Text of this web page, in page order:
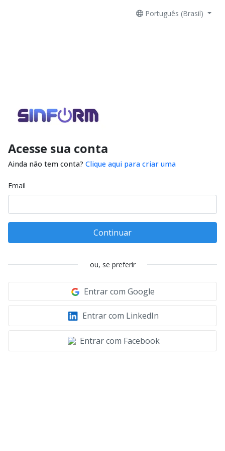
Português (Brasil)
Acesse sua conta
Ainda não tem conta? Clique aqui para criar uma
Email
Continuar
ou, se preferir
Entrar com Google
Entrar com LinkedIn
Entrar com Facebook